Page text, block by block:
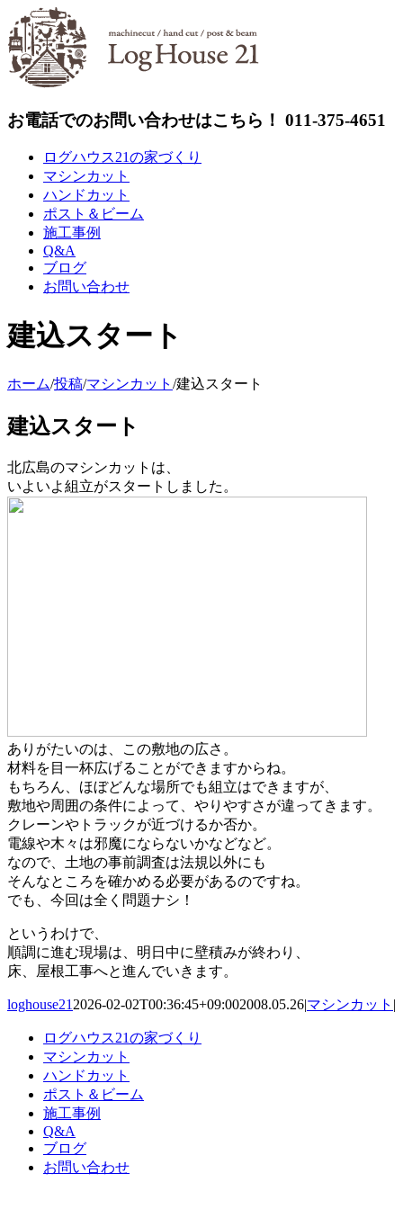
Skip
to
content
お電話でのお問い合わせはこちら！ 011-375-4651
ログハウス21の家づくり
マシンカット
ハンドカット
ポスト＆ビーム
施工事例
Q&A
ブログ
お問い合わせ
建込スタート
ホーム/投稿/マシンカット /建込スタート
建込スタート
北広島のマシンカットは、
いよいよ組立がスタートしました。
ありがたいのは、この敷地の広さ。
材料を目一杯広げることができますからね。
もちろん、ほぼどんな場所でも組立はできますが、
敷地や周囲の条件によって、やりやすさが違ってきます。
クレーンやトラックが近づけるか否か。
電線や木々は邪魔にならないかなどなど。
なので、土地の事前調査は法規以外にも
そんなところを確かめる必要があるのですね。
でも、今回は全く問題ナシ！
というわけで、
順調に進む現場は、明日中に壁積みが終わり、
床、屋根工事へと進んでいきます。
loghouse21 2026-02-02T00:36:45+09:002008.05.26|マシンカット |
ログハウス21の家づくり
マシンカット
ハンドカット
ポスト＆ビーム
施工事例
Q&A
ブログ
お問い合わせ